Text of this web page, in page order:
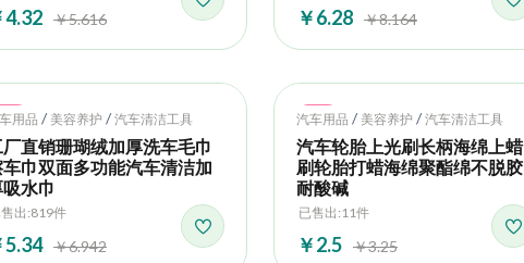
4.32 ￥5.616 ￥6.28 ￥8.164
用品 / 美容养护 / 汽车清洁工具
直销珊瑚绒加厚洗车毛巾
巾双面多功能汽车清洁加
吸水巾
出:819件
5.34 ￥6.942
Hot
汽车用品 / 美容养护 / 汽车清洁工具
汽车轮胎上光刷长柄海绵上蜡
刷轮胎打蜡海绵聚酯绵不脱胶
耐酸碱
已售出:11件
￥2.5 ￥3.25